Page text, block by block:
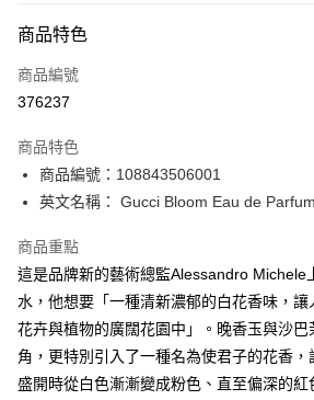
信用卡
Apple Pay
PayMe
WeChat Pay
BoC Pay
送貨方式
順豐自助櫃 - 確認發貨後1-3個工作天送達
每筆HK$65.00，滿HK$300.00或以上免運
商品特色
商品編號
376237
商品特色
商品編號：108843506001
英文名稱： Gucci Bloom Eau de
商品重點
這是品牌新的藝術總監Alessandro Michele
水，他想要「一種清新濃郁的白花香味，
花卉與植物的廣闊花園中」。晚香玉與沙
角，更特別引入了一種名為使君子的花香，
盛開時從白色漸漸變成粉色、直至偏深的